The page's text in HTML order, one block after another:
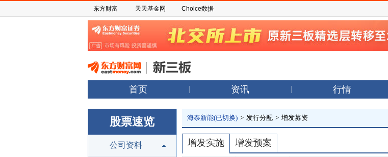
东方财富 天天基金网 Choice数据
首页 资讯 行情
股票速览
公司资料
海泰新能(已切换) > 发行分配 > 增发募资
增发实施 增发预案